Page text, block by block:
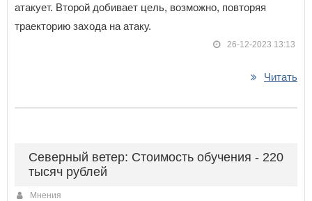
атакует. Второй добивает цель, возможно, повторяя
траекторию захода на атаку.
26-12-2023 13:13
Читать
Северный ветер: Стоимость обучения - 220
тысяч рублей
Мнения